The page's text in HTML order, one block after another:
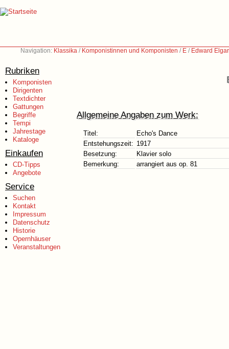
Navigation: Klassika / Komponistinnen und Komponisten / E / Edward
Rubriken
Komponisten
Dirigenten
Textdichter
Gattungen
Begriffe
Tempi
Jahrestage
Kataloge
Einkaufen
CD-Tipps
Angebote
Service
Suchen
Kontakt
Impressum
Datenschutz
Historie
Opernhäuser
Veranstaltungen
Allgemeine Angaben zum Werk:
Titel:
Echo's Dance
Entstehungszeit: 1917
Besetzung:
Klavier solo
Bemerkung:
arrangiert aus op. 81